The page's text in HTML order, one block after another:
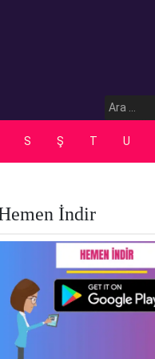
Arama:
S Ş T U
İndir